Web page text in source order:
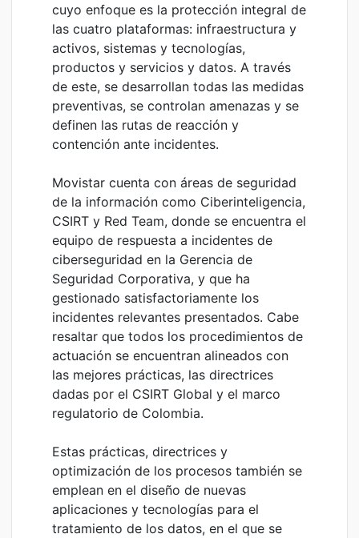
cuyo enfoque es la protección integral de
las cuatro plataformas: infraestructura y
activos, sistemas y tecnologías,
productos y servicios y datos. A través
de este, se desarrollan todas las medidas
preventivas, se controlan amenazas y se
definen las rutas de reacción y
contención ante incidentes.
Movistar cuenta con áreas de seguridad
de la información como Ciberinteligencia,
CSIRT y Red Team, donde se encuentra el
equipo de respuesta a incidentes de
ciberseguridad en la Gerencia de
Seguridad Corporativa, y que ha
gestionado satisfactoriamente los
incidentes relevantes presentados. Cabe
resaltar que todos los procedimientos de
actuación se encuentran alineados con
las mejores prácticas, las directrices
dadas por el CSIRT Global y el marco
regulatorio de Colombia.
Estas prácticas, directrices y
optimización de los procesos también se
emplean en el diseño de nuevas
aplicaciones y tecnologías para el
tratamiento de los datos, en el que se